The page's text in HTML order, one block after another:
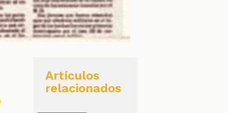
Artículos
relacionados